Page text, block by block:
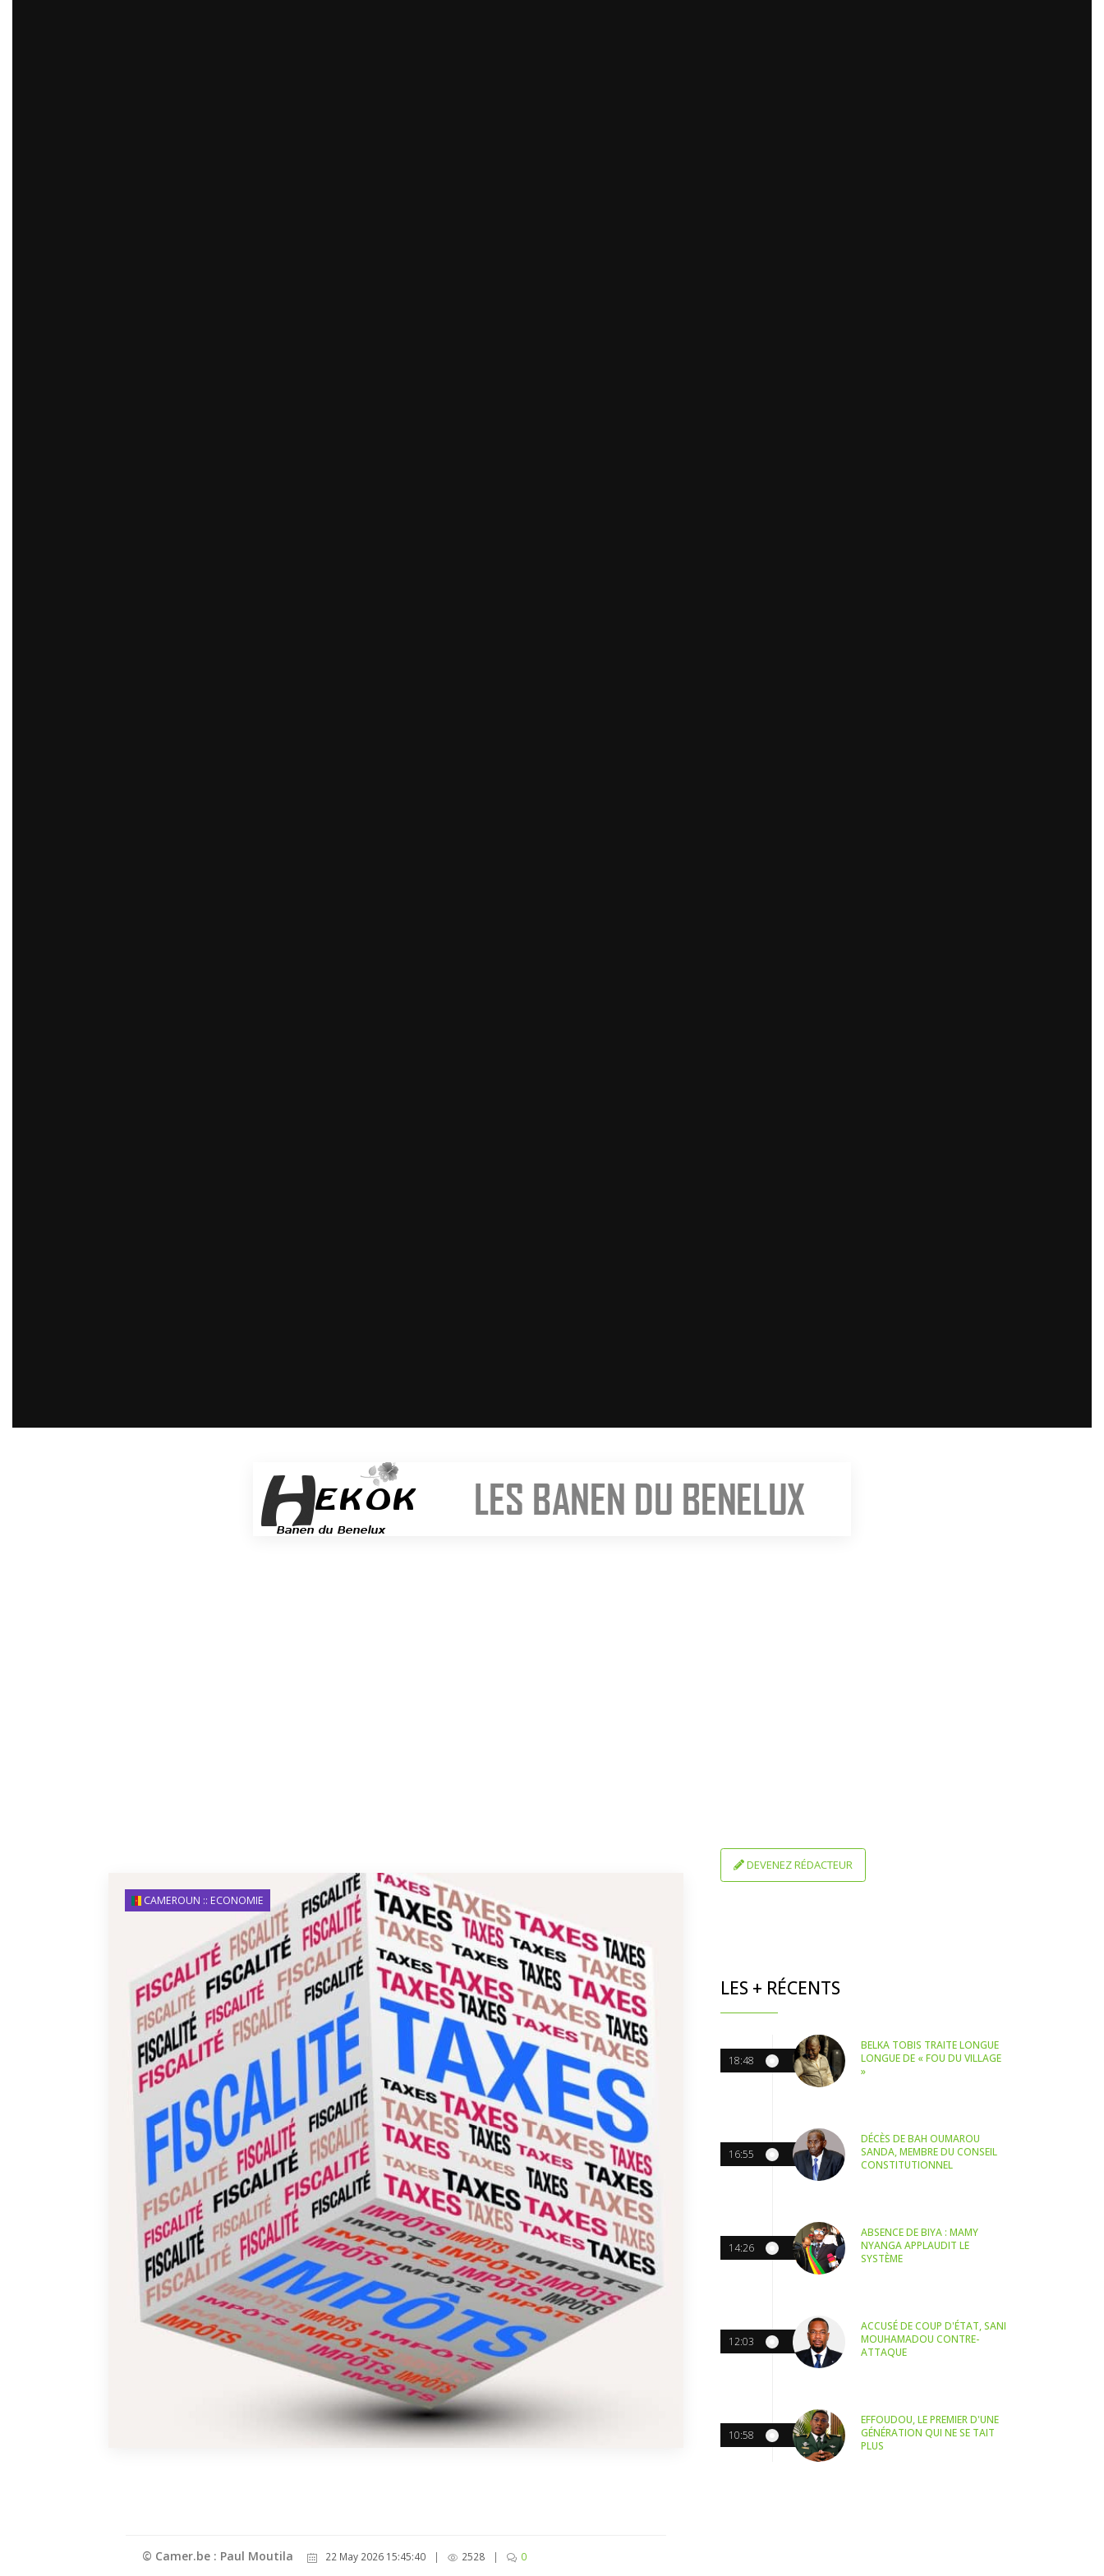
CAMEROUN :: ECONOMIE
© Camer.be : Paul Moutila 22 May 2026 15:45:40 | 2528 | 0
DEVENEZ RÉDACTEUR
LES + RÉCENTS
18:48
BELKA TOBIS TRAITE LONGUE
LONGUE DE « FOU DU VILLAGE
»
16:55
DÉCÈS DE BAH OUMAROU
SANDA, MEMBRE DU CONSEIL
CONSTITUTIONNEL
14:26
ABSENCE DE BIYA : MAMY
NYANGA APPLAUDIT LE
SYSTÈME
12:03
ACCUSÉ DE COUP D'ÉTAT, SANI
MOUHAMADOU CONTRE-
ATTAQUE
10:58
EFFOUDOU, LE PREMIER D'UNE
GÉNÉRATION QUI NE SE TAIT
PLUS